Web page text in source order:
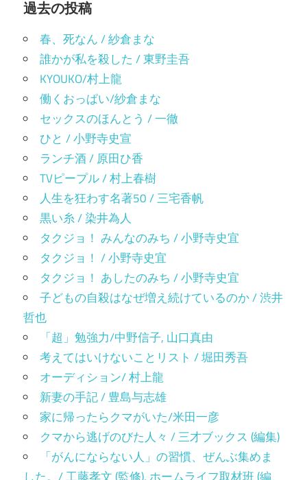
ま
す)
ョ
ン
過去の投稿
春、死なん / 紗倉まな
誰かが私を殺した / 東野圭吾
KYOUKO/村上龍
働くおっぱい/紗倉まな
セックスのほんとう / 一徹
ひと / 小野寺史宣
ランチ酒 / 原田ひ香
TVピープル / 村上春樹
人生を狂わす名著50 / 三宅香帆
黒い糸 / 染井為人
タクジョ！ みんなのみち / 小野寺史宜
タクジョ！ / 小野寺史宜
タクジョ！ あしたのみち / 小野寺史宜
子どもの自殺はなぜ増え続けているのか / 渋井
哲也
「超」勉強力/中野信子, 山口真由
考えてはいけないことリスト / 堀田秀吾
オーディション/ 村上龍
新妻の手記 / 豊島与志雄
家に帰ったらクマがいた/米田一彦
クマから逃げのびた人々 / 三才ブックス (編集)
「がんにならない人」の習慣、ぜんぶ集めま